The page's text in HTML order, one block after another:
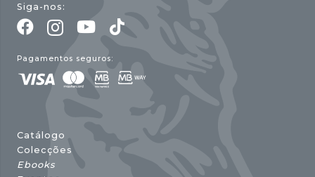
Siga-nos:
Pagamentos seguros:
Catálogo
Colecções
Ebooks